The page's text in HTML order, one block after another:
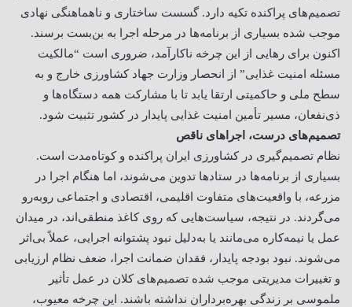
تصمیم‌های پراکنده تکیه دارد. گسست ساختاری و ناهماهنگی نهادی
موجب شده بسیاری از برنامه‌ها در مرحله اجرا به بن‌بست برسند.
اکنون برای رهایی از این چرخه ناکارآمد، ضروری است “مالکیت
مسئله امنیت غذایی” از انحصار وزارت جهاد کشاورزی خارج و به
سطح ملی و حاکمیتی ارتقا یابد تا با مشارکت همه دستگاه‌ها و
ذی‌نفعان، مسیر تأمین امنیت غذایی پایدار در کشور تثبیت شود.
تصمیم‌های درست، اجراهای ناقص
نظام تصمیم‌گیری در کشاورزی ایران پراکنده و کوتاه‌مدت است.
بسیاری از برنامه‌ها در ستادها تدوین می‌شوند، اما هنگام اجرا در
مزرعه، با واقعیت‌های متفاوت اقلیمی، اقتصادی و اجتماعی روبه‌رو
می‌گردند. در نتیجه، سیاست‌هایی که روی کاغذ منطقی‌اند، در میدان
عمل یا نیمه‌کاره می‌مانند یا به‌دلیل نبود پشتوانه اجرایی، عملاً بی‌اثر
می‌شوند. نبود بودجه پایدار، فقدان ضمانت اجرا، ضعف نظام ارزیابی
و تغییرات مدیریتی موجب شده تصمیم‌های کلان در عمل تأثیر
ملموسی بر زندگی بهره‌برداران نداشته باشند. این چرخه معیوب،